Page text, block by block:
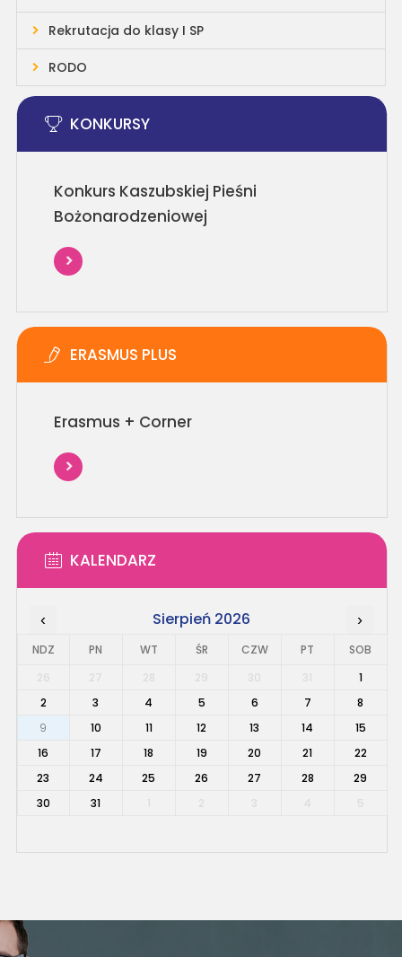
Rekrutacja do klasy I SP
RODO
KONKURSY
Konkurs Kaszubskiej Pieśni
Bożonarodzeniowej
ERASMUS PLUS
Erasmus + Corner
KALENDARZ
‹ Sierpień 2026 ›
NDZ PN WT ŚR CZW PT
SOB
1
2
3 4 5 6 7
8
9
10 11 12 13 14
15
16
17 18 19 20 21
22
23
24 25 26 27 28
29
30
31